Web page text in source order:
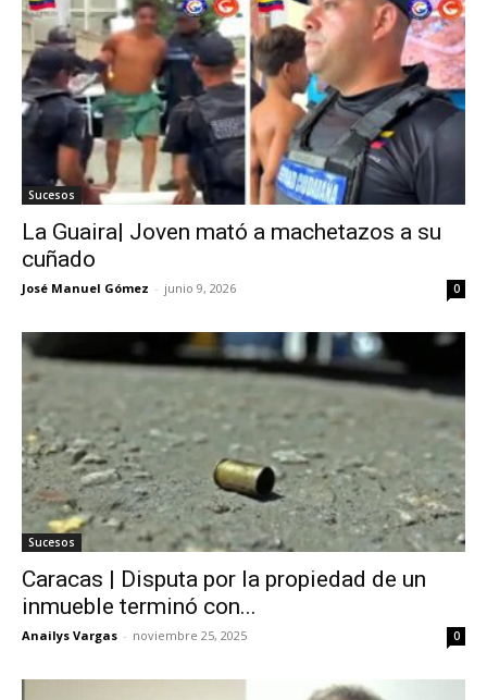
Sucesos
La Guaira| Joven mató a machetazos a su
cuñado
José Manuel Gómez - junio 9, 2026 0
Sucesos
Caracas | Disputa por la propiedad de un
inmueble terminó con...
Anailys Vargas - noviembre 25, 2025 0